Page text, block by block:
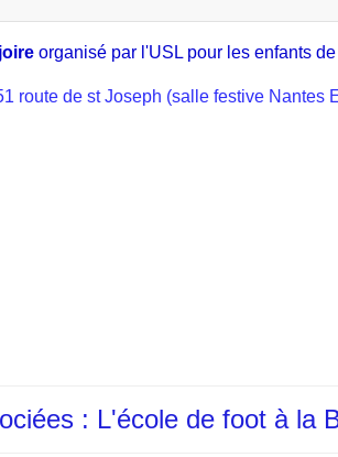
organisé par l'USL pour les enfants
route de st Joseph (salle festive Nantes
: L'école de foot à la